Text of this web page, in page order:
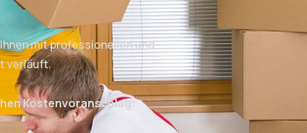
mit professionellen und
verläuft.
Kostenvoranschlag: